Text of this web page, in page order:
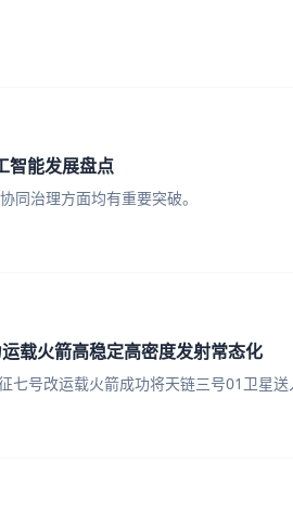
智能发展盘点
同治理方面均有重要突破。
载火箭高稳定高密度发射常态化
号改运载火箭成功将天链三号01卫星送